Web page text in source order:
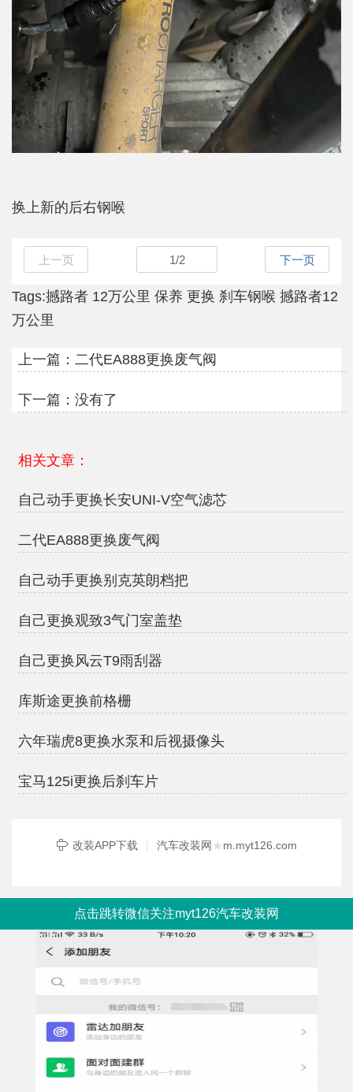
换上新的后右钢喉
上一页 1/2 下一页
Tags:撼路者 12万公里 保养 更换 刹车钢喉 撼路者12
万公里
上一篇： 二代EA888更换废气阀
下一篇：没有了
相关文章：
自己动手更换长安UNI-V空气滤芯
二代EA888更换废气阀
自己动手更换别克英朗档把
自己更换观致3气门室盖垫
自己更换风云T9雨刮器
库斯途更换前格栅
六年瑞虎8更换水泵和后视摄像头
宝马125i更换后刹车片
改装APP下载 | 汽车改装网 ★m.myt126.com
点击跳转微信关注myt126汽车改装网